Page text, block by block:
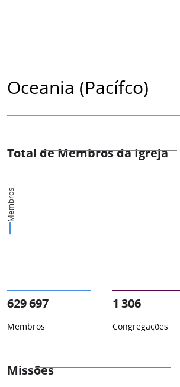
Oceania (Pacífco)
Total de Membros da Igreja
Membros
629 697
Membros
1 306
Congregações
Missões